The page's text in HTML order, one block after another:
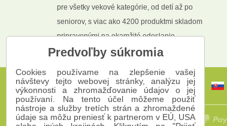
pre všetky vekové kategórie, od detí až po
seniorov, s viac ako 4200 produktmi skladom
pripravenými na okamžité odoslanie.
Predvoľby súkromia
Cookies používame na zlepšenie vašej
návštevy tejto webovej stránky, analýzu jej
výkonnosti a zhromažďovanie údajov o jej
používaní. Na tento účel môžeme použiť
nástroje a služby tretích strán a zhromaždené
údaje sa môžu preniesť k partnerom v EÚ, USA